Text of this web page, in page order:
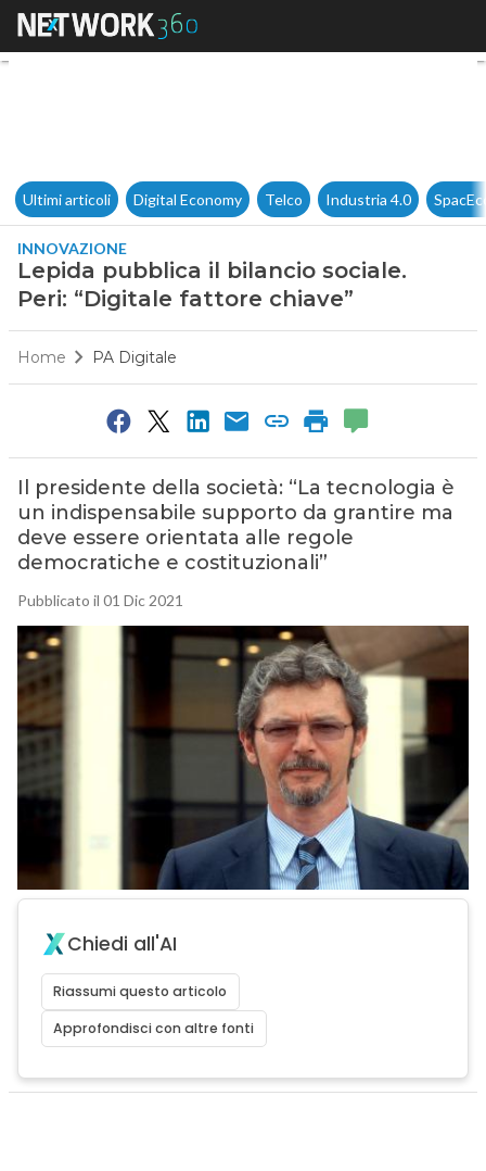
Lepida pubblica il bilancio
Ultimi articoli Digital Economy Telco Industria 4.0
INNOVAZIONE
Lepida pubblica il bilancio sociale.
Peri: “Digitale fattore chiave”
Home PA Digitale
Il presidente della società: “La tecnologia è
un indispensabile supporto da grantire ma
deve essere orientata alle regole
democratiche e costituzionali”
Pubblicato il 01 Dic 2021
Chiedi all'AI
Riassumi questo articolo
Approfondisci con altre fonti